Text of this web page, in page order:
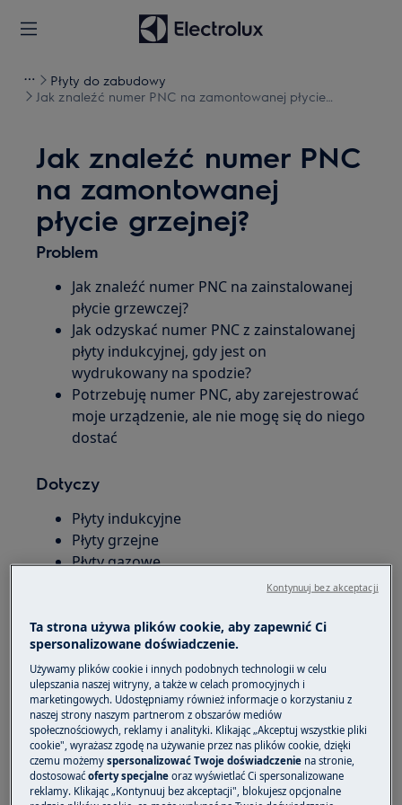
Płyty do zabudowy
Jak znaleźć numer PNC na zamontowanej płycie
Jak znaleźć numer PNC
na zamontowanej
płycie grzejnej?
Problem
Jak znaleźć numer PNC na zainstalowanej
płycie grzewczej?
Jak odzyskać numer PNC z zainstalowanej
płyty indukcyjnej, gdy jest on
wydrukowany na spodzie?
Potrzebuję numer PNC, aby zarejestrować
moje urządzenie, ale nie mogę się do niego
dostać
Dotyczy
Płyty indukcyjne
Płyty grzejne
Płyty gazowe
Jeśli Twoja płyta indukcyjna, elektryczna lub
gazowa jest już zainstalowana, a etykieta z
numerem PNC (kodem produktu)znajduje się
pod nią, dostęp do niej może być trudny bez
demontażu urządzenia. Istnieje jednak kilka
alternatywnych sposobów uzyskania numeru
PNC:
Ta strona używa plików cookie, aby zapewnić Ci
spersonalizowane doświadczenie.
Używamy plików cookie i innych podobnych technologii w celu
ulepszania naszej witryny, a także w celach promocyjnych i
marketingowych. Udostępniamy również informacje o korzystaniu z
naszej strony naszym partnerom z obszarów mediów
społecznościowych, reklamy i analityki. Klikając „Akceptuj wszystkie pliki
cookie", wyrażasz zgodę na używanie przez nas plików cookie, dzięki
czemu możemyspersonalizować Twoje doświadczenie na stronie,
dostosowaćoferty specjalne oraz wyświetlać Ci spersonalizowane
reklamy. Klikając „Kontynuuj bez akceptacji", blokujesz opcjonalne
Kontynuuj bez akceptacji